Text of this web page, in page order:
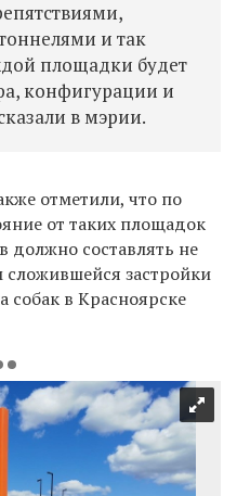
и так
площадки будет
конфигурации и
в мэрии.
отметили, что по
от таких площадок
составлять не
сложившейся застройки
собак в Красноярске